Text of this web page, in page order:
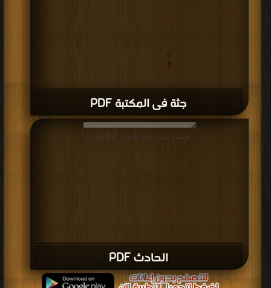
جثة فى المكتبة PDF
الحادث PDF
قراءة و تحميل كتاب الحادث PDF مجانا